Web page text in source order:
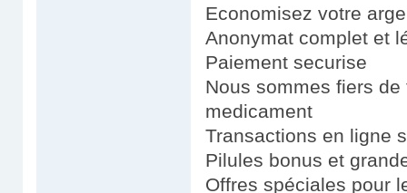
Economisez votre
Anonymat complet et
Paiement securise
Nous sommes fiers
medicament
Transactions en ligne
Pilules bonus et
Offres spéciales pour